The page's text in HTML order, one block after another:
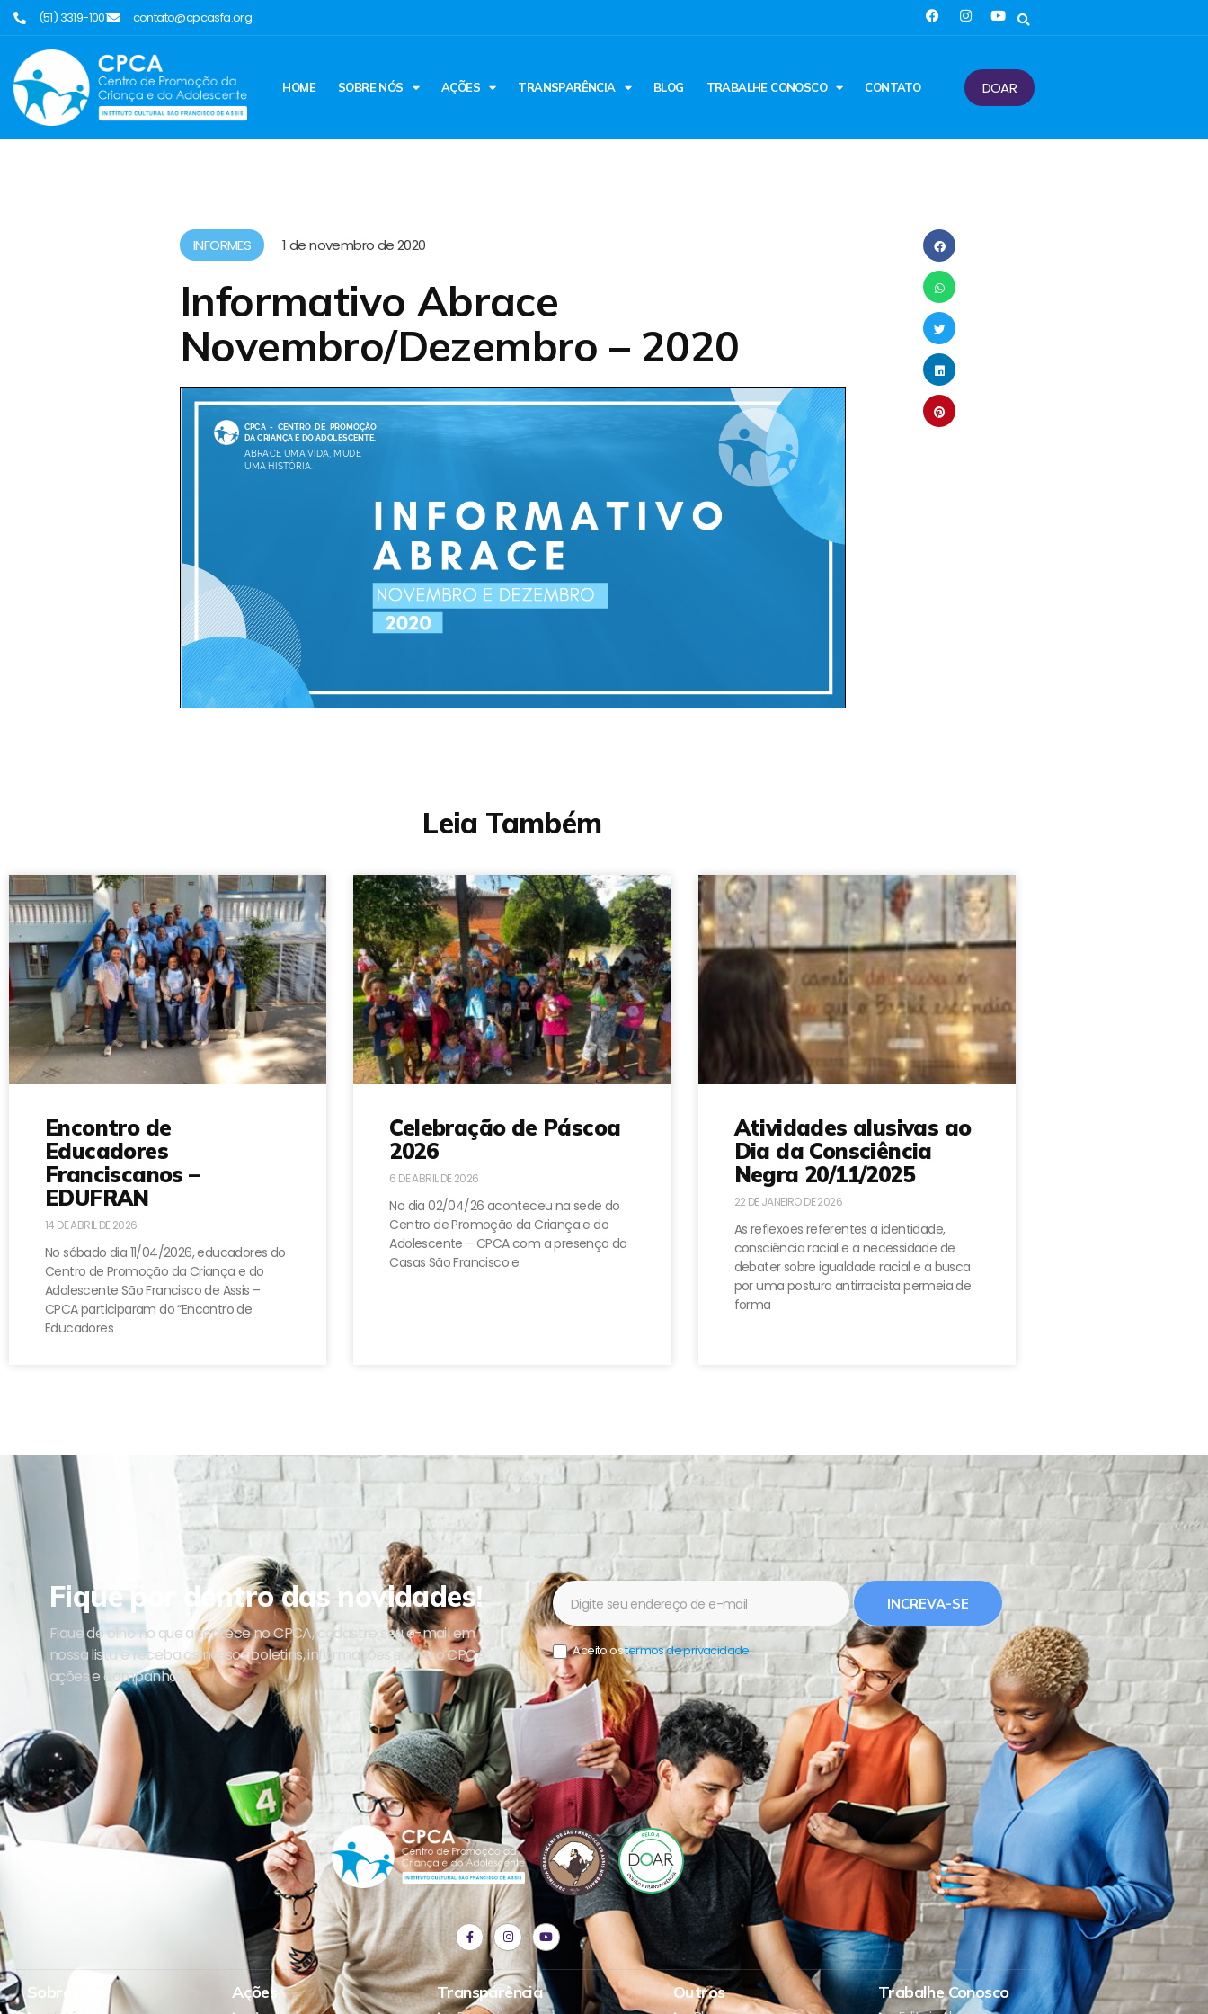
(51) 3319-1001 contato@cpcasfa.org
HOME SOBRE NÓS AÇÕES TRANSPARÊNCIA BLOG TRABALHE CONOSCO CONTATO DOAR
INFORMES 1 de novembro de 2020
Informativo Abrace
Novembro/Dezembro – 2020
Leia Também
Encontro de
Educadores
Franciscanos –
EDUFRAN
14 DE ABRIL DE 2026
No sábado dia 11/04/2026, educadores do
Centro de Promoção da Criança e do
Adolescente São Francisco de Assis –
CPCA participaram do “Encontro de
Educadores
Celebração de Páscoa
2026
6 DE ABRIL DE 2026
No dia 02/04/26 aconteceu na sede do
Centro de Promoção da Criança e do
Adolescente – CPCA com a presença da
Casas São Francisco e
Atividades alusivas ao
Dia da Consciência
Negra 20/11/2025
22 DE JANEIRO DE 2026
As reflexões referentes a identidade,
consciência racial e a necessidade de
debater sobre igualdade racial e a busca
por uma postura antirracista permeia de
forma
Fique por dentro das novidades!
Fique de olho no que acontece no CPCA, cadastre seu e-mail em
nossa lista e receba os nossos boletins, informações sobre o CPCA,
ações e campanhas.
Newsletter
Aceito ostermos de privacidade.
INCREVA-SE
Sobre Nós Ações Transparência Outros Trabalhe Conosco